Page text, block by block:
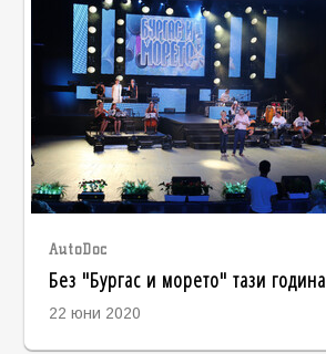
AutoDoc
Без "Бургас и морето" тази година
22 юни 2020